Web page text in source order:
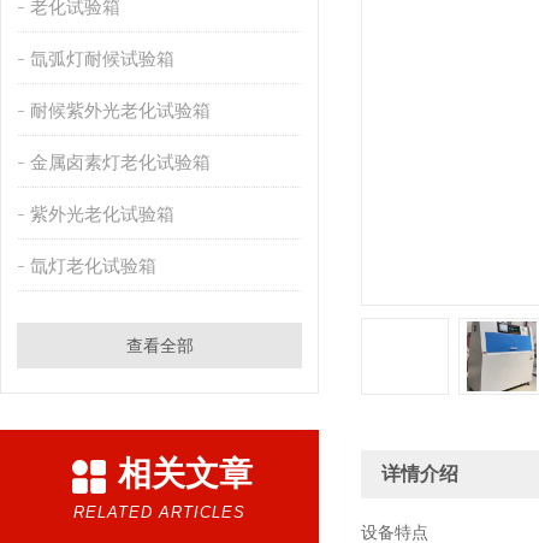
老化试验箱
氙弧灯耐候试验箱
耐候紫外光老化试验箱
金属卤素灯老化试验箱
紫外光老化试验箱
氙灯老化试验箱
查看全部
相关文章
RELATED ARTICLES
详情介绍
设备特点